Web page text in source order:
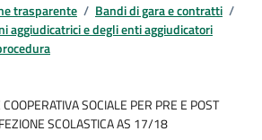
trasparente / Bandi di gara e contratti /
aggiudicatrici e degli enti aggiudicatori
SOCIALE PER PRE E POST
SCOLASTICA AS 17/18